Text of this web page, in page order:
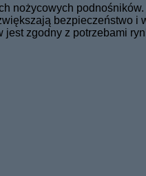
nożycowych
bezpieczeństwo i
zgodny z potrzebami